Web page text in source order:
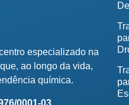
especializado na
ao longo da vida,
química.
0001-03